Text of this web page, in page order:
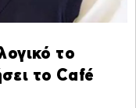
το
το Café